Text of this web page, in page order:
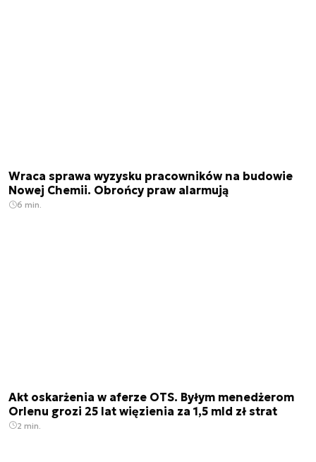
Wraca sprawa wyzysku pracowników na budowie
Nowej Chemii. Obrońcy praw alarmują
6 min.
Akt oskarżenia w aferze OTS. Byłym menedżerom
Orlenu grozi 25 lat więzienia za 1,5 mld zł strat
2 min.